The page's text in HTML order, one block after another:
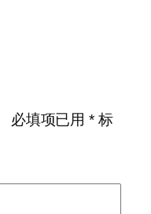
必填项已用* 标